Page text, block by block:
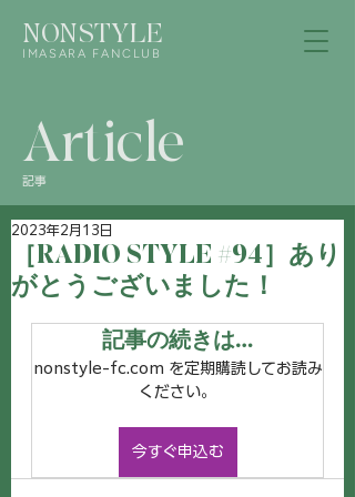
NONSTYLE
IMASARA FANCLUB
Article
記事
［RADIO STYLE #94］あり
がとうございました！
2023年2月13日
記事の続きは…
nonstyle-fc.com を定期購読してお読み
ください。
今すぐ申込む